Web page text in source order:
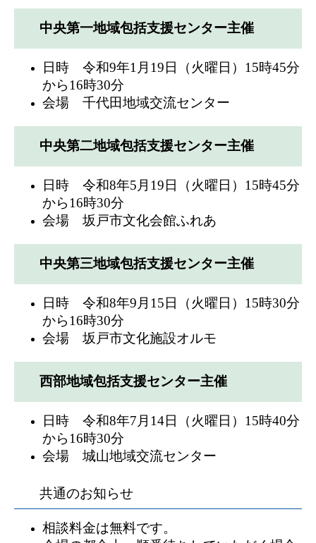
中央第一地域包括支援センター主催
日時 令和9年1月19日（火曜日）15時45分
から16時30分
会場 千代田地域交流センター
中央第二地域包括支援センター主催
日時 令和8年5月19日（火曜日）15時45分
から16時30分
会場 坂戸市文化会館ふれあ
中央第三地域包括支援センター主催
日時 令和8年9月15日（火曜日）15時30分
から16時30分
会場 坂戸市文化施設オルモ
西部地域包括支援センター主催
日時 令和8年7月14日（火曜日）15時40分
から16時30分
会場 城山地域交流センター
共通のお知らせ
相談料金は無料です。